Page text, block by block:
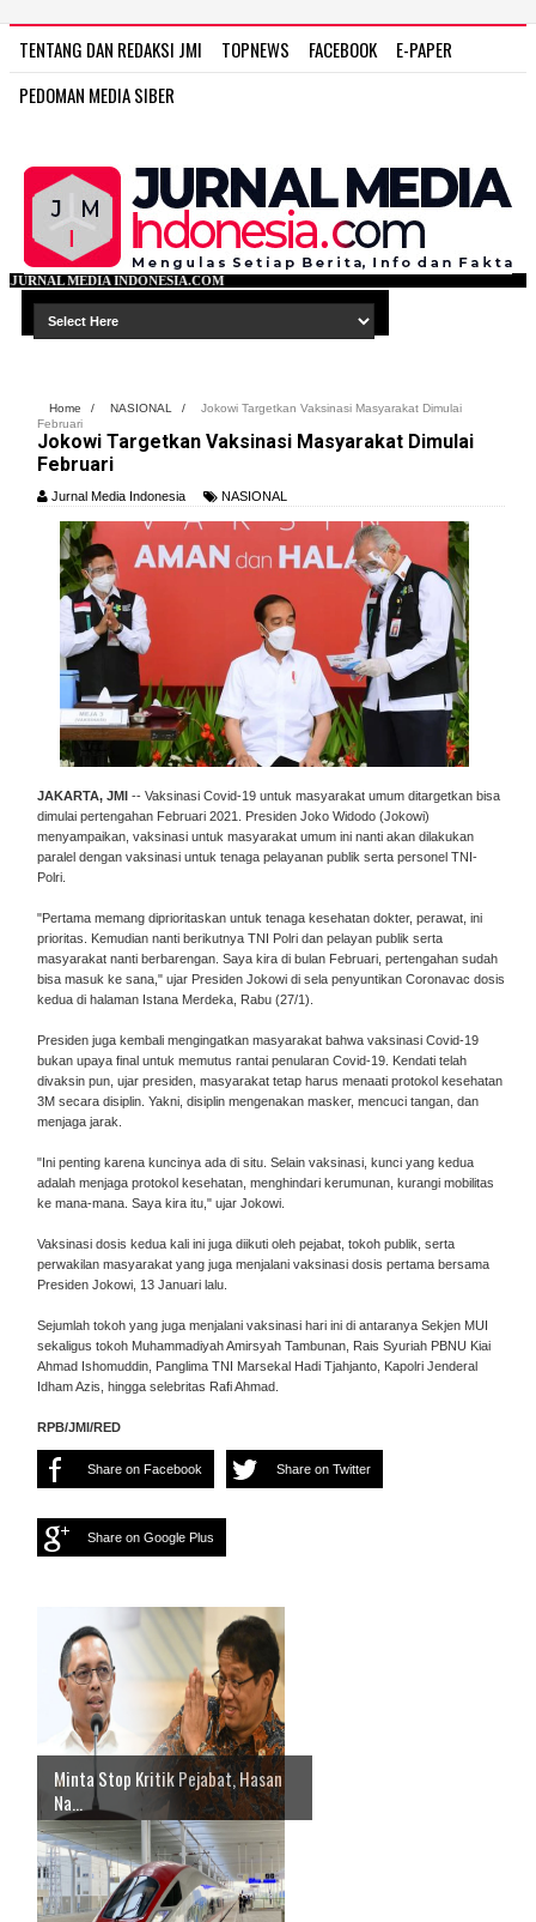
TENTANG DAN REDAKSI JMI TOPNEWS FACEBOOK
E-PAPER
PEDOMAN MEDIA SIBER
Home / NASIONAL /
Jokowi Targetkan Vaksinasi Masyarakat Dimulai
Februari
Jokowi Targetkan Vaksinasi Masyarakat Dimulai
Februari
Jurnal Media Indonesia NASIONAL
JAKARTA, JMI -- Vaksinasi Covid-19 untuk masyarakat umum ditargetkan bisa
dimulai pertengahan Februari 2021. Presiden Joko Widodo (Jokowi)
menyampaikan, vaksinasi untuk masyarakat umum ini nanti akan dilakukan
paralel dengan vaksinasi untuk tenaga pelayanan publik serta personel TNI-
Polri.
"Pertama memang diprioritaskan untuk tenaga kesehatan dokter, perawat, ini
prioritas. Kemudian nanti berikutnya TNI Polri dan pelayan publik serta
masyarakat nanti berbarengan. Saya kira di bulan Februari, pertengahan sudah
bisa masuk ke sana," ujar Presiden Jokowi di sela penyuntikan Coronavac dosis
kedua di halaman Istana Merdeka, Rabu (27/1).
Presiden juga kembali mengingatkan masyarakat bahwa vaksinasi Covid-19
bukan upaya final untuk memutus rantai penularan Covid-19. Kendati telah
divaksin pun, ujar presiden, masyarakat tetap harus menaati protokol kesehatan
3M secara disiplin. Yakni, disiplin mengenakan masker, mencuci tangan, dan
menjaga jarak.
"Ini penting karena kuncinya ada di situ. Selain vaksinasi, kunci yang kedua
adalah menjaga protokol kesehatan, menghindari kerumunan, kurangi mobilitas
ke mana-mana. Saya kira itu," ujar Jokowi.
Vaksinasi dosis kedua kali ini juga diikuti oleh pejabat, tokoh publik, serta
perwakilan masyarakat yang juga menjalani vaksinasi dosis pertama bersama
Presiden Jokowi, 13 Januari lalu.
Sejumlah tokoh yang juga menjalani vaksinasi hari ini di antaranya Sekjen MUI
sekaligus tokoh Muhammadiyah Amirsyah Tambunan, Rais Syuriah PBNU Kiai
Ahmad Ishomuddin, Panglima TNI Marsekal Hadi Tjahjanto, Kapolri Jenderal
Idham Azis, hingga selebritas Rafi Ahmad.
RPB/JMI/RED
Share on Facebook Share on Twitter
Share on Google Plus
Minta Stop Kritik Pejabat, Hasan
Na...